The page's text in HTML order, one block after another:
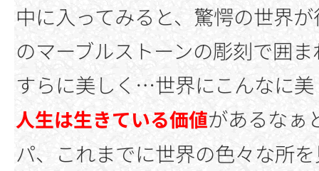
中に入ってみると、驚愕の世界
のマーブルストーンの彫刻で囲
すらに美しく…世界にこんなに
人生は生きている価値があるなぁ
パ、これまでに世界の色々な所